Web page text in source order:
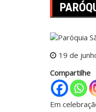
19 de
Compartilhe
Em